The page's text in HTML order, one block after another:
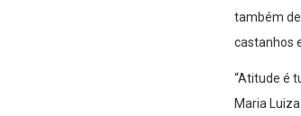
também
castanhos
“Atitude é
Maria